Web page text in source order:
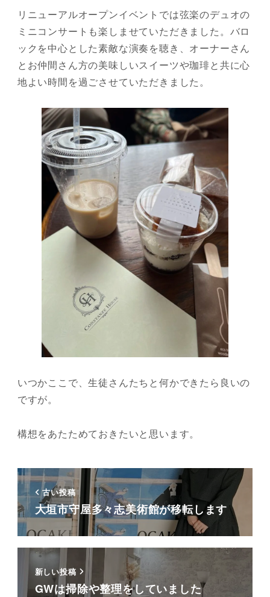
リニューアルオープンイベントでは弦楽のデュオの
ミニコンサートも楽しませていただきました。バロ
ックを中心とした素敵な演奏を聴き、オーナーさん
とお仲間さん方の美味しいスイーツや珈琲と共に心
地よい時間を過ごさせていただきました。
いつかここで、生徒さんたちと何かできたら良いの
ですが。
構想をあたためておきたいと思います。
古い投稿
大垣市守屋多々志美術館が移転します
新しい投稿
GWは掃除や整理をしていました